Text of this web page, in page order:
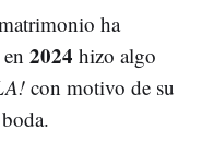
ha
2024 hizo algo
con motivo de su